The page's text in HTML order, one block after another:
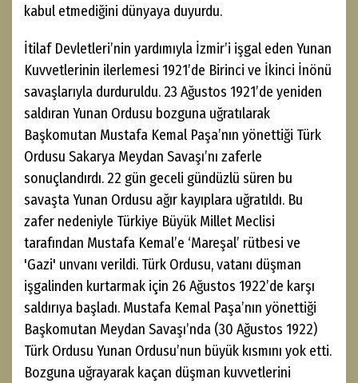
kabul etmediğini dünyaya duyurdu.
İtilaf Devletleri’nin yardımıyla İzmir’i işgal eden Yunan
Kuvvetlerinin ilerlemesi 1921’de Birinci ve İkinci İnönü
savaşlarıyla durduruldu. 23 Ağustos 1921’de yeniden
saldıran Yunan Ordusu bozguna uğratılarak
Başkomutan Mustafa Kemal Paşa’nın yönettiği Türk
Ordusu Sakarya Meydan Savaşı’nı zaferle
sonuçlandırdı. 22 gün geceli gündüzlü süren bu
savaşta Yunan Ordusu ağır kayıplara uğratıldı. Bu
zafer nedeniyle Türkiye Büyük Millet Meclisi
tarafından Mustafa Kemal’e ‘Mareşal’ rütbesi ve
'Gazi' unvanı verildi. Türk Ordusu, vatanı düşman
işgalinden kurtarmak için 26 Ağustos 1922’de karşı
saldırıya başladı. Mustafa Kemal Paşa’nın yönettiği
Başkomutan Meydan Savaşı’nda (30 Ağustos 1922)
Türk Ordusu Yunan Ordusu’nun büyük kısmını yok etti.
Bozguna uğrayarak kaçan düşman kuvvetlerini